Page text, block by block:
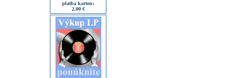
platba kartou:
2,00 €